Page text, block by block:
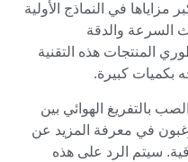
مزاياها في النماذج الأولية
السرعة والدقة
المنتجات هذه التقنية
بكميات كبيرة.
بالتفريغ الهوائي بين
في معرفة المزيد عن
سيتم الرد على هذه